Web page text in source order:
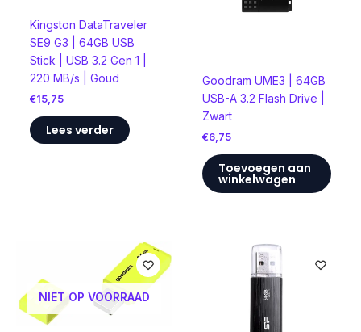
Kingston DataTraveler
SE9 G3 | 64GB USB
Stick | USB 3.2 Gen 1 |
220 MB/s | Goud
€15,75
Lees verder
Goodram UME3 | 64GB
USB-A 3.2 Flash Drive |
Zwart
€6,75
Toevoegen aan
winkelwagen
NIET OP VOORRAAD